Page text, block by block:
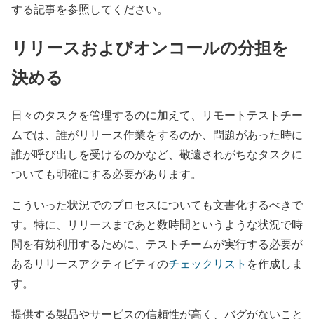
する記事を参照してください。
リリースおよびオンコールの分担を
決める
日々のタスクを管理するのに加えて、リモートテストチー
ムでは、誰がリリース作業をするのか、問題があった時に
誰が呼び出しを受けるのかなど、敬遠されがちなタスクに
ついても明確にする必要があります。
こういった状況でのプロセスについても文書化するべきで
す。特に、リリースまであと数時間というような状況で時
間を有効利用するために、テストチームが実行する必要が
あるリリースアクティビティのチェックリスト を作成しま
す。
提供する製品やサービスの信頼性が高く、バグがないこと